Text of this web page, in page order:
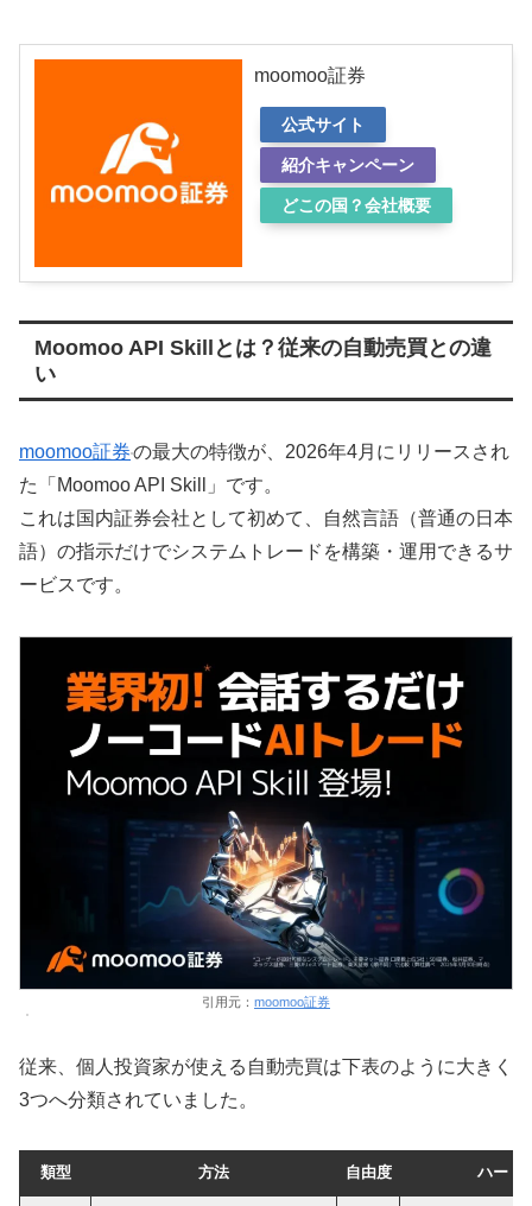
moomoo証券
公式サイト
紹介キャンペーン
どこの国？会社概要
Moomoo API Skillとは？従来の自動売買との違
い
moomoo証券の最大の特徴が、2026年4月にリリースされ
た「Moomoo API Skill」です。
これは国内証券会社として初めて、自然言語（普通の日本
語）の指示だけでシステムトレードを構築・運用できるサ
ービスです。
引用元： moomoo証券
従来、個人投資家が使える自動売買は下表のように大きく
3つへ分類されていました。
類型 方法 自由度 ハード